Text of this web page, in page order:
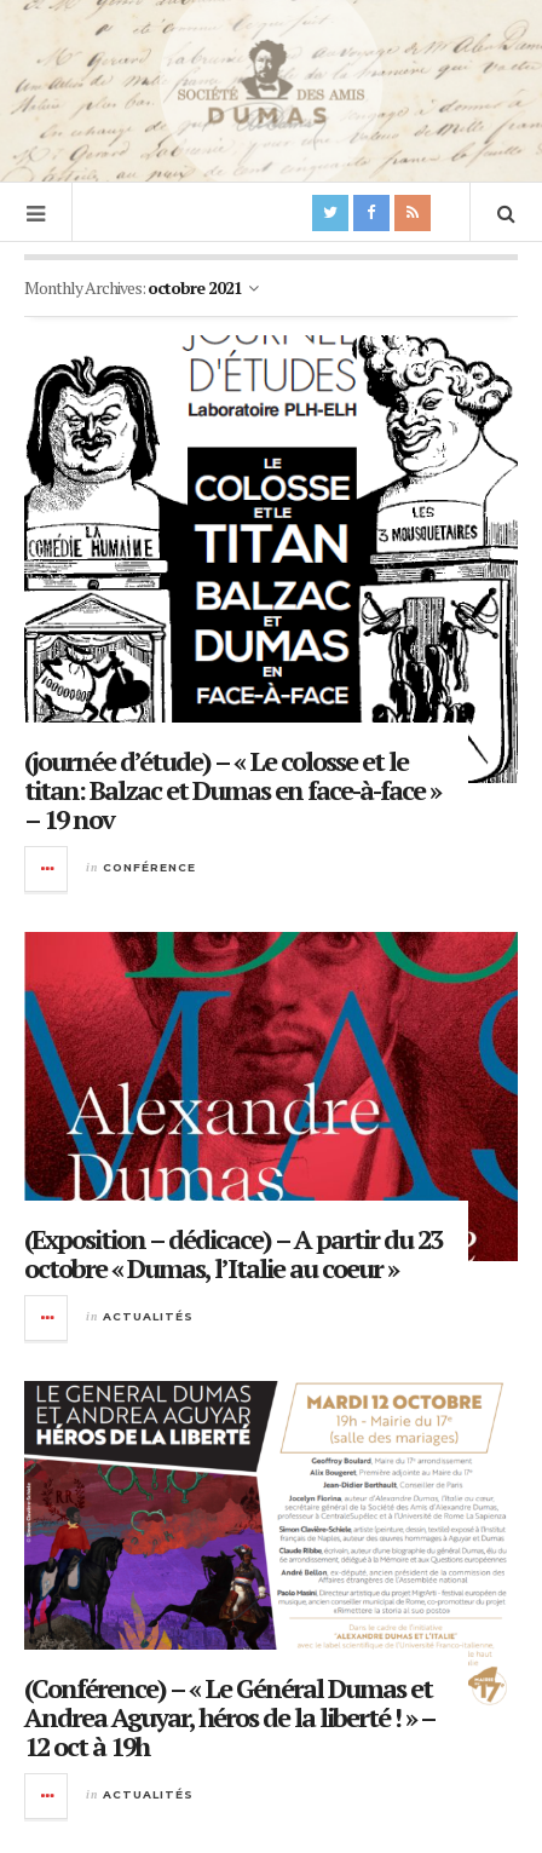
Monthly Archives:octobre 2021
(journée d’étude) – « Le colosse et le
titan: Balzac et Dumas en face-à-face »
– 19 nov
in CONFÉRENCE
(Exposition – dédicace) – A partir du 23
octobre « Dumas, l’Italie au coeur »
in ACTUALITÉS
(Conférence) – « Le Général Dumas et
Andrea Aguyar, héros de la liberté ! » –
12 oct à 19h
in ACTUALITÉS